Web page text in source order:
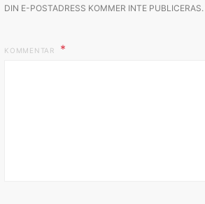
DIN E-POSTADRESS KOMMER INTE PUBLICERAS.
KOMMENTAR